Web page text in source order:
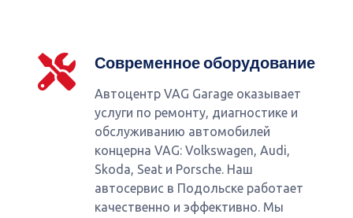
Современное оборудование
Автоцентр VAG Garage оказывает
услуги по ремонту, диагностике и
обслуживанию автомобилей
концерна VAG: Volkswagen, Audi,
Skoda, Seat и Porsche. Наш
автосервис в Подольске работает
качественно и эффективно. Мы